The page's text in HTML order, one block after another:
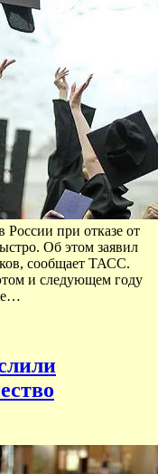
при отказе от
Об этом заявил
сообщает ТАСС.
и следующем году